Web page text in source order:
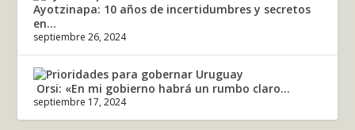
Ayotzinapa: 10 años de incertidumbres y secretos
en...
septiembre 26, 2024
Orsi: «En mi gobierno habrá un rumbo claro...
septiembre 17, 2024